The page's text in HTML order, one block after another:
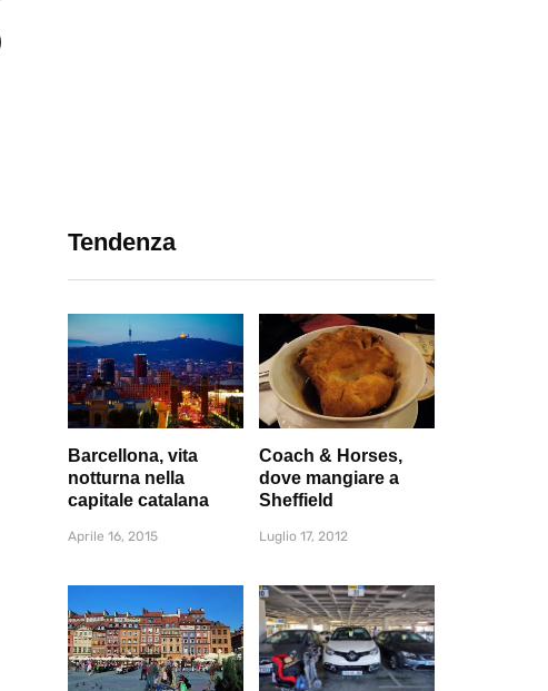
Tendenza
Barcellona, vita
notturna nella
capitale catalana
Aprile 16, 2015
Coach & Horses,
dove mangiare a
Sheffield
Luglio 17, 2012